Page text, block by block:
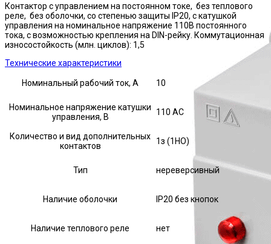
Контактор с управлением на постоянном токе, без теплового
реле, без оболочки, со степенью защиты IP20, с катушкой
управления на номинальное напряжение 110В постоянного
тока, с возможностью крепления на DIN-рейку. Коммутационная
износостойкость (млн. циклов): 1,5
Технические характеристики
Номинальный рабочий ток, А 10
Номинальное напряжение катушки
управления, В
110 AC
Количество и вид дополнительных
контактов
1з (1НО)
Тип нереверсивный
Наличие оболочки IP20 без кнопок
Наличие теплового реле нет